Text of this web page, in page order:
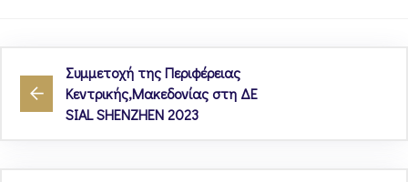
Συμμετοχή της Περιφέρειας
Κεντρικής,Μακεδονίας στη ΔΕ
SIAL SHENZHEN 2023